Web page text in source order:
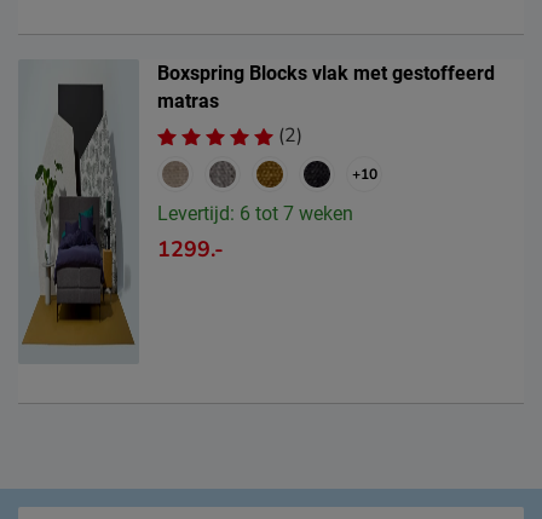
Boxspring Blocks vlak met gestoffeerd
matras
(2)
+10
Levertijd: 6 tot 7 weken
1299.-